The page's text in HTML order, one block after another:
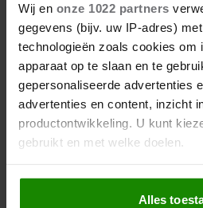
Wij en onze 1022 partners
gegevens (bijv. uw IP-adres)
technologieën zoals cookies om
apparaat op te slaan en te
gepersonaliseerde advertenties
advertenties en content, inzicht
productontwikkeling. U kunt
gebruikt en met welke doelen.
Als u het toestaat, willen we ook
Informatie verzamelen
Alles
7 kleine dingen
kosten)